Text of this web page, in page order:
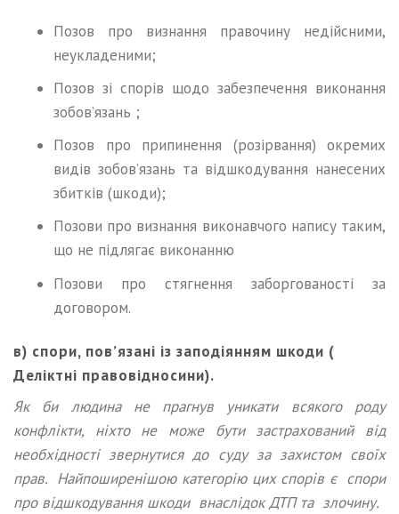
Позов про визнання правочину недійсними,
неукладеними;
Позов зі спорів щодо забезпечення виконання
зобов’язань ;
Позов про припинення (розірвання) окремих
видів зобов’язань та відшкодування нанесених
збитків (шкоди);
Позови про визнання виконавчого напису таким,
що не підлягає виконанню
Позови про стягнення заборгованості за
договором.
в) спори, пов’язані із заподіянням шкоди (
Деліктні правовідносини).
Як би людина не прагнув уникати всякого роду
конфлікти, ніхто не може бути застрахований від
необхідності звернутися до суду за захистом своїх
прав. Найпоширенішою категорію цих спорів є спори
про відшкодування шкоди внаслідок ДТП та злочину.